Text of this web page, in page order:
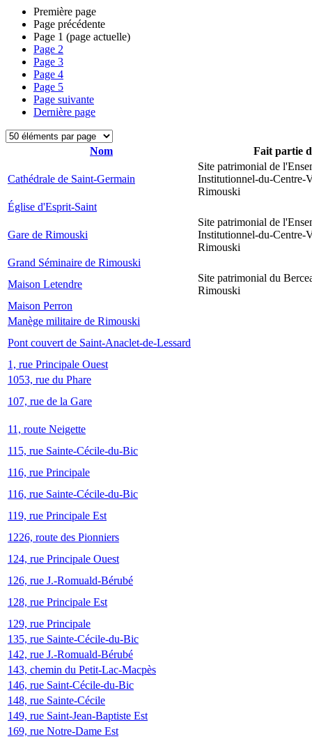
Première page
Page précédente
Page 1 (page actuelle)
Page 2
Page 3
Page 4
Page 5
Page suivante
Dernière page
Nom Fait partie
Cathédrale de Saint-Germain
Site patrimonial de
Institutionnel-du-Centre-
Rimouski
Église d'Esprit-Saint
Gare de Rimouski
Site patrimonial de
Institutionnel-du-Centre-
Rimouski
Grand Séminaire de Rimouski
Maison Letendre
Site patrimonial du
Rimouski
Maison Perron
Manège militaire de Rimouski
Pont couvert de Saint-Anaclet-de-Lessard
1, rue Principale Ouest
1053, rue du Phare
107, rue de la Gare
11, route Neigette
115, rue Sainte-Cécile-du-Bic
116, rue Principale
116, rue Sainte-Cécile-du-Bic
119, rue Principale Est
1226, route des Pionniers
124, rue Principale Ouest
126, rue J.-Romuald-Bérubé
128, rue Principale Est
129, rue Principale
135, rue Sainte-Cécile-du-Bic
142, rue J.-Romuald-Bérubé
143, chemin du Petit-Lac-Macpès
146, rue Saint-Cécile-du-Bic
148, rue Sainte-Cécile
149, rue Saint-Jean-Baptiste Est
169, rue Notre-Dame Est